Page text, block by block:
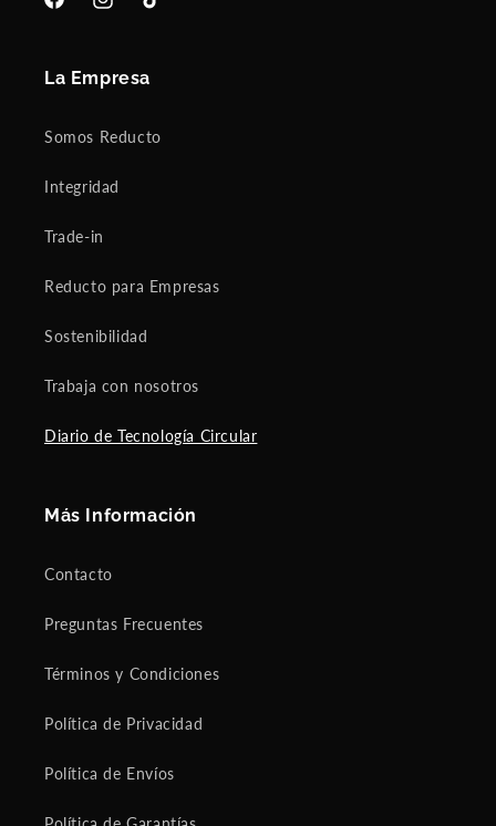
FacebookInstagramTikTok
La Empresa
Somos Reducto
Integridad
Trade-in
Reducto para Empresas
Sostenibilidad
Trabaja con nosotros
Diario de Tecnología Circular
Más Información
Contacto
Preguntas Frecuentes
Términos y Condiciones
Política de Privacidad
Política de Envíos